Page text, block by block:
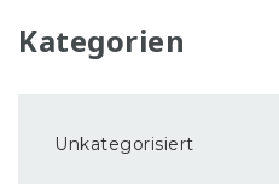
Kategorien
Unkategorisiert